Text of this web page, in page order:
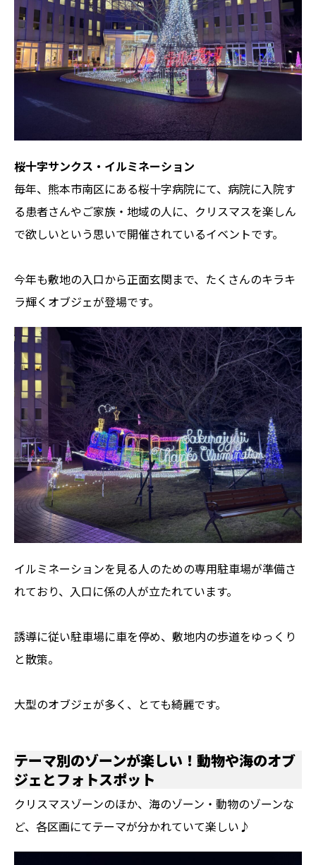
桜十字サンクス・イルミネーション
毎年、熊本市南区にある桜十字病院にて、病院に入院す
る患者さんやご家族・地域の人に、クリスマスを楽しん
で欲しいという思いで開催されているイベントです。
今年も敷地の入口から正面玄関まで、たくさんのキラキ
ラ輝くオブジェが登場です。
イルミネーションを見る人のための専用駐車場が準備さ
れており、入口に係の人が立たれています。
誘導に従い駐車場に車を停め、敷地内の歩道をゆっくり
と散策。
大型のオブジェが多く、とても綺麗です。
テーマ別のゾーンが楽しい！動物や海のオブ
ジェとフォトスポット
クリスマスゾーンのほか、海のゾーン・動物のゾーンな
ど、各区画にてテーマが分かれていて楽しい♪